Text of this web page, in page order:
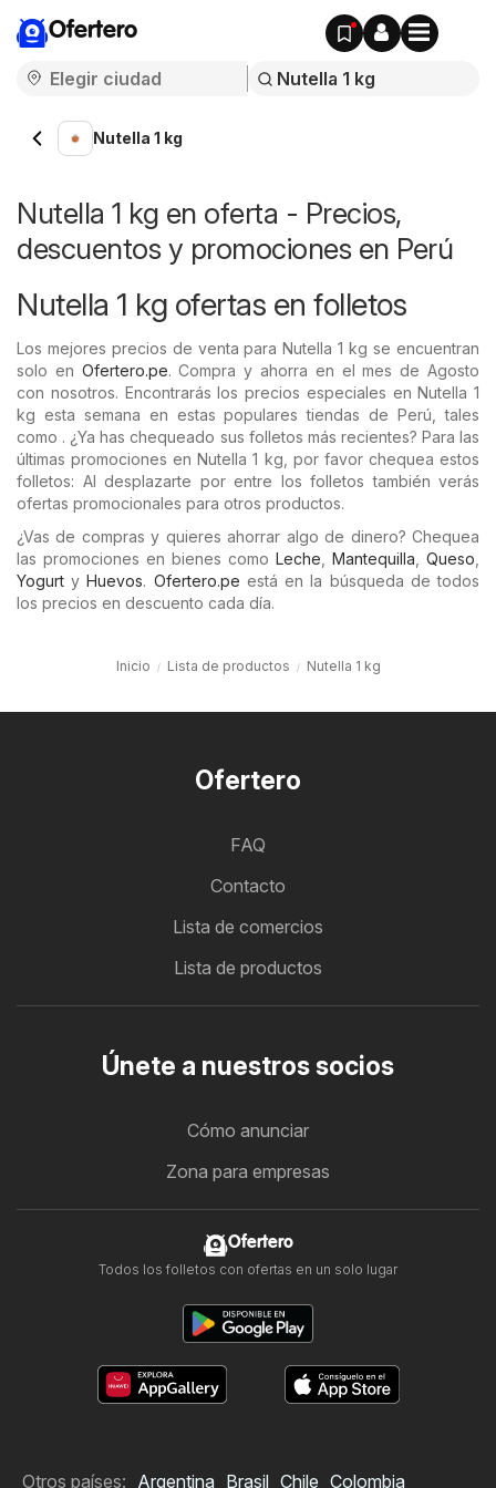
Ofertero
Nutella 1 kg
Nutella 1 kg en oferta - Precios,
descuentos y promociones en Perú
Nutella 1 kg ofertas en folletos
Los mejores precios de venta para Nutella 1 kg se encuentran
solo en Ofertero.pe. Compra y ahorra en el mes de Agosto
con nosotros. Encontrarás los precios especiales en Nutella 1
kg esta semana en estas populares tiendas de Perú, tales
como . ¿Ya has chequeado sus folletos más recientes? Para las
últimas promociones en Nutella 1 kg, por favor chequea estos
folletos: Al desplazarte por entre los folletos también verás
ofertas promocionales para otros productos.
¿Vas de compras y quieres ahorrar algo de dinero? Chequea
las promociones en bienes como Leche Mantequilla Queso
Yogurt yHuevos. Ofertero.pe está en la búsqueda de todos
los precios en descuento cada día.
Inicio Lista de productos Nutella 1 kg
Ofertero
FAQ
Contacto
Lista de comercios
Lista de productos
Únete a nuestros socios
Cómo anunciar
Zona para empresas
Ofertero
Todos los folletos con ofertas en un solo lugar
Otros países: Argentina Brasil Chile Colombia